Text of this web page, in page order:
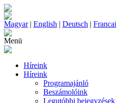
Magyar| English | Deutsch |
Menü
Híreink
Híreink
Programajánló
Beszámolóink
Legutóbbi bejegyzések